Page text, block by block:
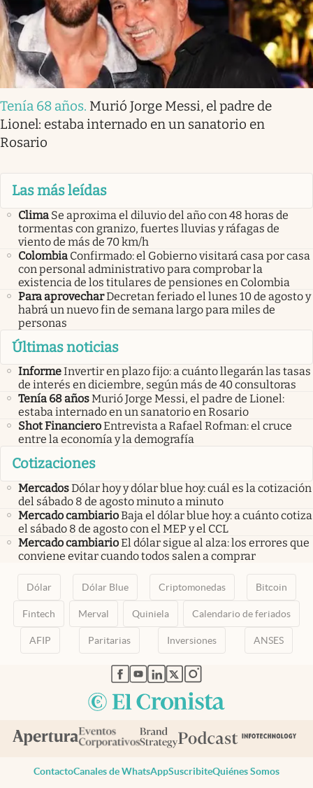
Tenía 68 años. Murió Jorge Messi, el padre de
Lionel: estaba internado en un sanatorio en
Rosario
Las más leídas
Clima Se aproxima el diluvio del año con 48 horas de
tormentas con granizo, fuertes lluvias y ráfagas de
viento de más de 70 km/h
Colombia Confirmado: el Gobierno visitará casa por casa
con personal administrativo para comprobar la
existencia de los titulares de pensiones en Colombia
Para aprovecharDecretan feriado el lunes 10 de agosto y
habrá un nuevo fin de semana largo para miles de
personas
Últimas noticias
InformeInvertir en plazo fijo: a cuánto llegarán las tasas
de interés en diciembre, según más de 40 consultoras
Tenía 68 añosMurió Jorge Messi, el padre de Lionel:
estaba internado en un sanatorio en Rosario
Shot FinancieroEntrevista a Rafael Rofman: el cruce
entre la economía y la demografía
Cotizaciones
MercadosDólar hoy y dólar blue hoy: cuál es la cotización
del sábado 8 de agosto minuto a minuto
Mercado cambiarioBaja el dólar blue hoy: a cuánto cotiza
el sábado 8 de agosto con el MEP y el CCL
Mercado cambiarioEl dólar sigue al alza: los errores que
conviene evitar cuando todos salen a comprar
Dólar Dólar Blue Criptomonedas Bitcoin
Fintech Merval Quiniela Calendario de feriados
AFIP Paritarias Inversiones ANSES
abre en nueva pestaña
abre en nueva pestaña
abre en nueva pestaña
abre en nueva pestaña
abre en nueva pestaña
ContactoCanales de WhatsAppSuscribiteQuiénes Somos